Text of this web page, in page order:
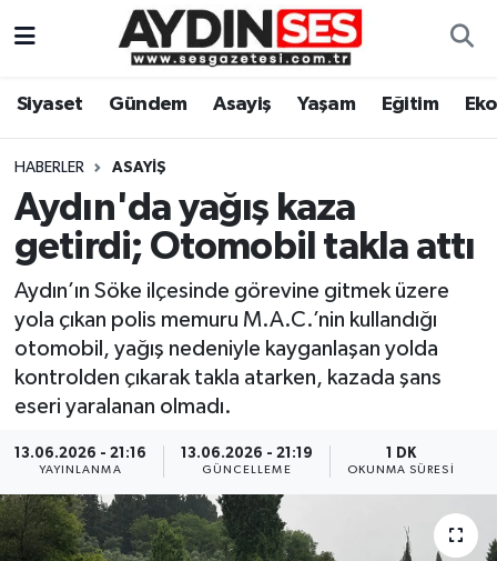
Siyaset Gündem Asayiş Yaşam Eğitim
HABERLER ASAYIŞ
Aydın'da yağış kaza
getirdi; Otomobil takla attı
Aydın’ın Söke ilçesinde görevine gitmek üzere
yola çıkan polis memuru M.A.C.’nin kullandığı
otomobil, yağış nedeniyle kayganlaşan yolda
kontrolden çıkarak takla atarken, kazada şans
eseri yaralanan olmadı.
13.06.2026 - 21:16
YAYINLANMA
13.06.2026 - 21:19
GÜNCELLEME
1 DK
OKUNMA SÜRESI
Gündem
Siyaset
Ekonomi
Yaşam
Eğitim
Kültür Sanat
Aydın Hava Durumu
Aydin Namaz Vakitleri
Aydın Trafik Yoğunluk Haritası
Süper Lig Puan Durumu ve Fikstür
Tüm Manşetler
Son Dakika Haberleri
Haber Arşivi